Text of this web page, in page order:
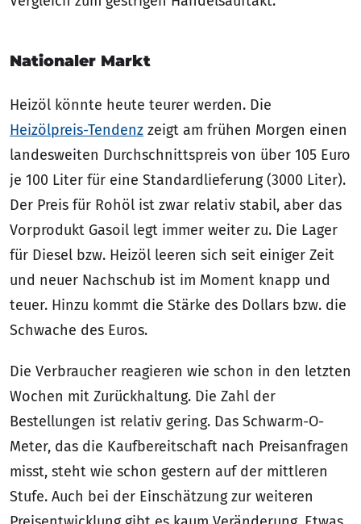
Nationaler Markt
Heizöl könnte heute teurer werden. Die
Heizölpreis-Tendenz zeigt am frühen Morgen einen
landesweiten Durchschnittspreis von über 105 Euro
je 100 Liter für eine Standardlieferung (3000 Liter).
Der Preis für Rohöl ist zwar relativ stabil, aber das
Vorprodukt Gasoil legt immer weiter zu. Die Lager
für Diesel bzw. Heizöl leeren sich seit einiger Zeit
und neuer Nachschub ist im Moment knapp und
teuer. Hinzu kommt die Stärke des Dollars bzw. die
Schwache des Euros.
Die Verbraucher reagieren wie schon in den letzten
Wochen mit Zurückhaltung. Die Zahl der
Bestellungen ist relativ gering. Das Schwarm-O-
Meter, das die Kaufbereitschaft nach Preisanfragen
misst, steht wie schon gestern auf der mittleren
Stufe. Auch bei der Einschätzung zur weiteren